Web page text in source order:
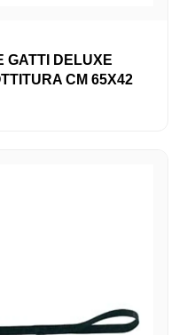
GATTI DELUXE
CM 65X42